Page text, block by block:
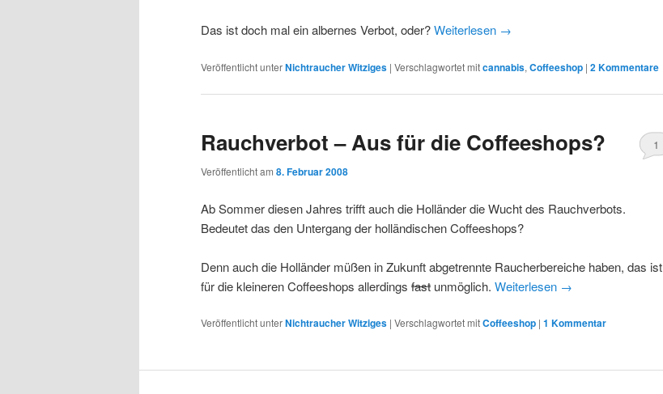
Das ist doch mal ein albernes Verbot, oder?Weiterlesen →
Veröffentlicht unterNichtraucher Witziges | Verschlagwortet mitcannabis, Coffeeshop | 2Kommentare
Rauchverbot – Aus für die Coffeeshops?
Veröffentlicht am 8. Februar 2008
1
Ab Sommer diesen Jahres trifft auch die Holländer die Wucht des Rauchverbots.
Bedeutet das den Untergang der holländischen Coffeeshops?
Denn auch die Holländer müßen in Zukunft abgetrennte Raucherbereiche haben, das ist
für die kleineren Coffeeshops allerdings fast unmöglich. Weiterlesen →
Veröffentlicht unterNichtraucher Witziges | Verschlagwortet mitCoffeeshop | 1 Kommentar